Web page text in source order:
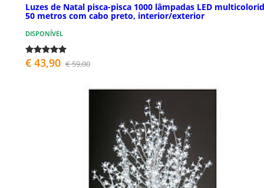
Luzes de Natal pisca-pisca 1000 lâmpadas LED
50 metros com cabo preto, interior/exterior
DISPONÍVEL
€ 43,90 € 59,00